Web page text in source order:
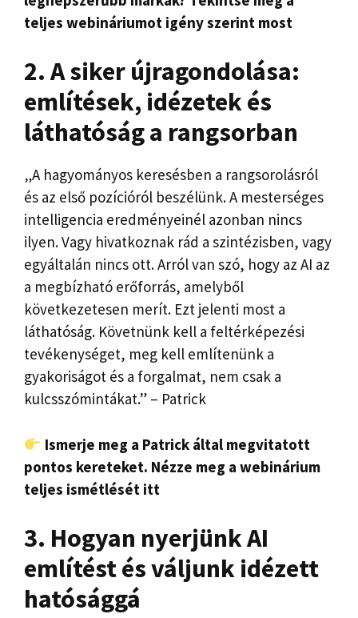
teljes webináriumot igény szerint most
2. A siker újragondolása:
említések, idézetek és
láthatóság a rangsorban
„A hagyományos keresésben a rangsorolásról
és az első pozícióról beszélünk. A mesterséges
intelligencia eredményeinél azonban nincs
ilyen. Vagy hivatkoznak rád a szintézisben, vagy
egyáltalán nincs ott. Arról van szó, hogy az AI az
a megbízható erőforrás, amelyből
következetesen merít. Ezt jelenti most a
láthatóság. Követnünk kell a feltérképezési
tevékenységet, meg kell említenünk a
gyakoriságot és a forgalmat, nem csak a
kulcsszómintákat.” – Patrick
Ismerje meg a Patrick által megvitatott
pontos kereteket. Nézze meg a webinárium
teljes ismétlését itt
3. Hogyan nyerjünk AI
említést és váljunk idézett
hatósággá